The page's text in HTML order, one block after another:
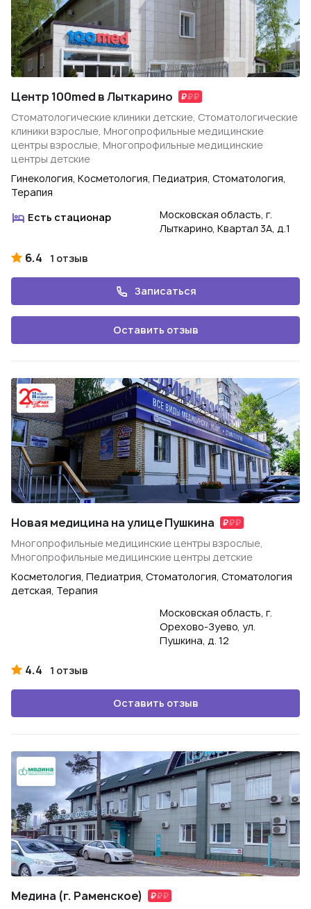
Центр 100med в Лыткарино
Стоматологические клиники детские, Стоматологические
клиники взрослые, Многопрофильные медицинские
центры взрослые, Многопрофильные медицинские
центры детские
Гинекология, Косметология, Педиатрия, Стоматология,
Терапия
Есть стационар
Московская область, г.
Лыткарино, Квартал 3А, д.1
6.4 1 отзыв
Записаться
Оставить отзыв
Новая медицина на улице Пушкина
Многопрофильные медицинские центры взрослые,
Многопрофильные медицинские центры детские
Косметология, Педиатрия, Стоматология, Стоматология
детская, Терапия
Московская область, г.
Орехово-Зуево, ул.
Пушкина, д. 12
4.4 1 отзыв
Оставить отзыв
Медина (г. Раменское)